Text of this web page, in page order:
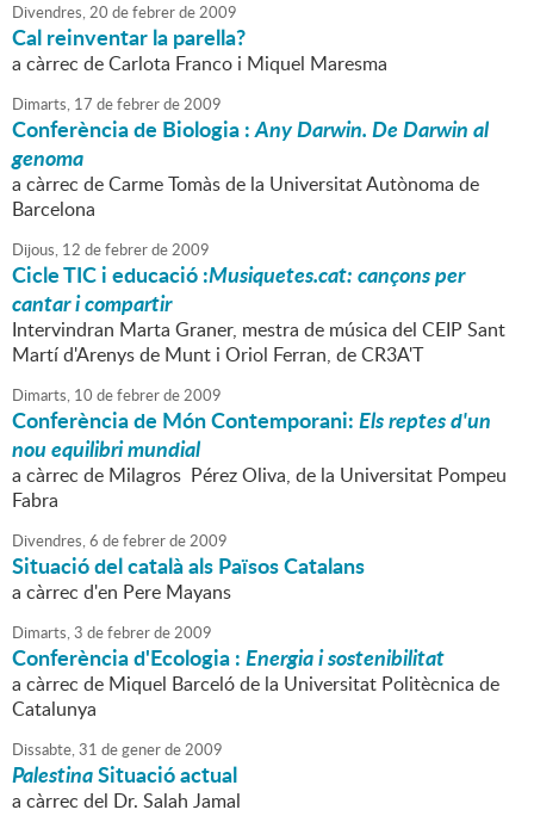
Divendres,20 defebrerde2009
Cal reinventar la parella?
a càrrec de Carlota Franco i Miquel Maresma
Dimarts, 17 defebrerde2009
Conferència de Biologia :Any Darwin. De Darwin al
genoma
a càrrec de Carme Tomàs de la Universitat Autònoma de
Barcelona
Dijous, 12 defebrerde2009
Cicle TIC i educació :Musiquetes.cat: cançons per
cantar i compartir
Intervindran Marta Graner, mestra de música del CEIP Sant
Martí d'Arenys de Munt i Oriol Ferran, de CR3A'T
Dimarts, 10 defebrerde2009
Conferència de Món Contemporani:Els reptes d'un
nou equilibri mundial
a càrrec de Milagros Pérez Oliva, de la Universitat Pompeu
Fabra
Divendres,6 defebrerde2009
Situació del català als Països Catalans
a càrrec d'en Pere Mayans
Dimarts,3 defebrerde2009
Conferència d'Ecologia :Energia i sostenibilitat
a càrrec de Miquel Barceló de la Universitat Politècnica de
Catalunya
Dissabte,31 degenerde2009
PalestinaSituació actual
a càrrec del Dr. Salah Jamal